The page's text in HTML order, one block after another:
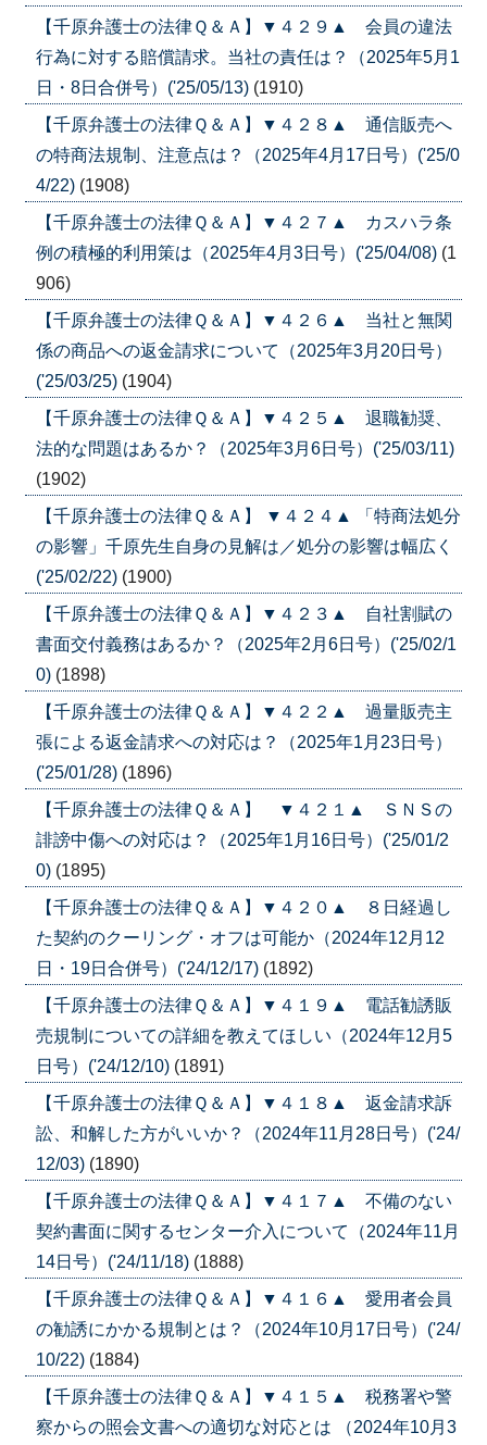
【千原弁護士の法律Ｑ＆Ａ】▼４２９▲ 会員の違法
行為に対する賠償請求。当社の責任は？（2025年5月1
日・8日合併号）('25/05/13) (1910)
【千原弁護士の法律Ｑ＆Ａ】▼４２８▲ 通信販売へ
の特商法規制、注意点は？（2025年4月17日号）('25/0
4/22) (1908)
【千原弁護士の法律Ｑ＆Ａ】▼４２７▲ カスハラ条
例の積極的利用策は（2025年4月3日号）('25/04/08) (1
906)
【千原弁護士の法律Ｑ＆Ａ】▼４２６▲ 当社と無関
係の商品への返金請求について（2025年3月20日号）
('25/03/25) (1904)
【千原弁護士の法律Ｑ＆Ａ】▼４２５▲ 退職勧奨、
法的な問題はあるか？（2025年3月6日号）('25/03/11)
(1902)
【千原弁護士の法律Ｑ＆Ａ】 ▼４２４▲ 「特商法処分
の影響」千原先生自身の見解は／処分の影響は幅広く
('25/02/22) (1900)
【千原弁護士の法律Ｑ＆Ａ】▼４２３▲ 自社割賦の
書面交付義務はあるか？（2025年2月6日号）('25/02/1
0) (1898)
【千原弁護士の法律Ｑ＆Ａ】▼４２２▲ 過量販売主
張による返金請求への対応は？（2025年1月23日号）
('25/01/28) (1896)
【千原弁護士の法律Ｑ＆Ａ】 ▼４２１▲ ＳＮＳの
誹謗中傷への対応は？（2025年1月16日号）('25/01/2
0) (1895)
【千原弁護士の法律Ｑ＆Ａ】▼４２０▲ ８日経過し
た契約のクーリング・オフは可能か（2024年12月12
日・19日合併号）('24/12/17) (1892)
【千原弁護士の法律Ｑ＆Ａ】▼４１９▲ 電話勧誘販
売規制についての詳細を教えてほしい（2024年12月5
日号）('24/12/10) (1891)
【千原弁護士の法律Ｑ＆Ａ】▼４１８▲ 返金請求訴
訟、和解した方がいいか？（2024年11月28日号）('24/
12/03) (1890)
【千原弁護士の法律Ｑ＆Ａ】▼４１７▲ 不備のない
契約書面に関するセンター介入について（2024年11月
14日号）('24/11/18) (1888)
【千原弁護士の法律Ｑ＆Ａ】▼４１６▲ 愛用者会員
の勧誘にかかる規制とは？（2024年10月17日号）('24/
10/22) (1884)
【千原弁護士の法律Ｑ＆Ａ】▼４１５▲ 税務署や警
察からの照会文書への適切な対応とは （2024年10月3